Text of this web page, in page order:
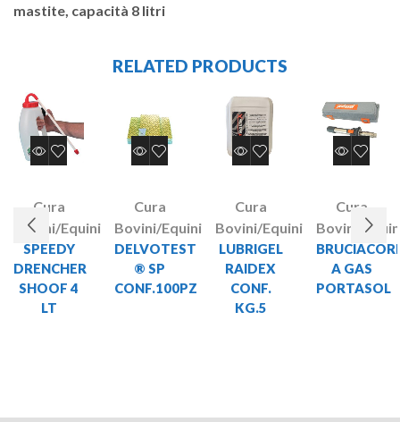
mastite, capacità 8 litri
RELATED PRODUCTS
Cura
Bovini/Equini
SPEEDY
DRENCHER
SHOOF 4
LT
Cura
Bovini/Equini
DELVOTEST
® SP
CONF.100PZ
Cura
Bovini/Equini
LUBRIGEL
RAIDEX
CONF.
KG.5
Cura
Bovini/
A GAS
PORTASOL